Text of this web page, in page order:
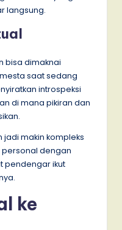
langsung.
bisa dimaknai
saat sedang
introspeksi
di mana pikiran dan
jadi makin kompleks
dengan
pendengar ikut
ke